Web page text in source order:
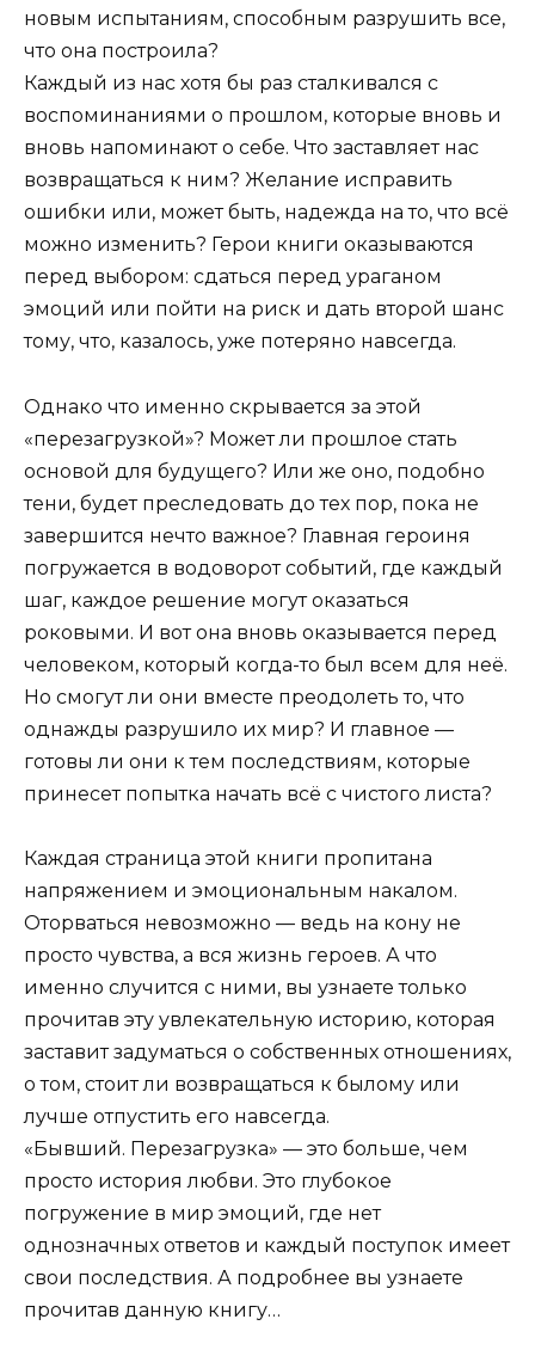
новым испытаниям, способным разрушить все,
что она построила?
Каждый из нас хотя бы раз сталкивался с
воспоминаниями о прошлом, которые вновь и
вновь напоминают о себе. Что заставляет нас
возвращаться к ним? Желание исправить
ошибки или, может быть, надежда на то, что всё
можно изменить? Герои книги оказываются
перед выбором: сдаться перед ураганом
эмоций или пойти на риск и дать второй шанс
тому, что, казалось, уже потеряно навсегда.
Однако что именно скрывается за этой
«перезагрузкой»? Может ли прошлое стать
основой для будущего? Или же оно, подобно
тени, будет преследовать до тех пор, пока не
завершится нечто важное? Главная героиня
погружается в водоворот событий, где каждый
шаг, каждое решение могут оказаться
роковыми. И вот она вновь оказывается перед
человеком, который когда-то был всем для неё.
Но смогут ли они вместе преодолеть то, что
однажды разрушило их мир? И главное —
готовы ли они к тем последствиям, которые
принесет попытка начать всё с чистого листа?
Каждая страница этой книги пропитана
напряжением и эмоциональным накалом.
Оторваться невозможно — ведь на кону не
просто чувства, а вся жизнь героев. А что
именно случится с ними, вы узнаете только
прочитав эту увлекательную историю, которая
заставит задуматься о собственных отношениях,
о том, стоит ли возвращаться к былому или
лучше отпустить его навсегда.
«Бывший. Перезагрузка» — это больше, чем
просто история любви. Это глубокое
погружение в мир эмоций, где нет
однозначных ответов и каждый поступок имеет
свои последствия. А подробнее вы узнаете
прочитав данную книгу…